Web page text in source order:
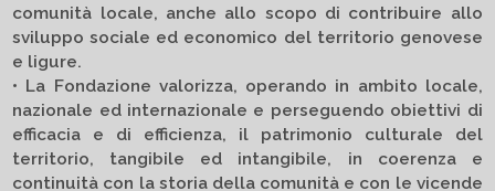
comunità locale, anche allo scopo di contribuire allo
sviluppo sociale ed economico del territorio genovese
e ligure.
• La Fondazione valorizza, operando in ambito locale,
nazionale ed internazionale e perseguendo obiettivi di
efficacia e di efficienza, il patrimonio culturale del
territorio, tangibile ed intangibile, in coerenza e
continuità con la storia della comunità e con le vicende